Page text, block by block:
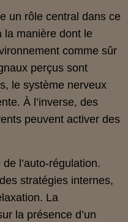
un rôle central dans ce
la manière dont le
comme sûr
perçus sont
le système nerveux
À l’inverse, des
peuvent activer des
l’auto‑régulation.
stratégies internes,
La
la présence d’un